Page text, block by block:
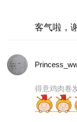
的泡泡还可以创
-- 扑克牌，按花
-- 拼图，单个拼
-- 水中花开。折
客气啦，
得意鸡肉卷